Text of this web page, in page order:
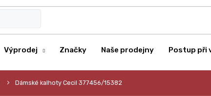
Výprodej Značky Naše prodejny Postup při
Dámské kalhoty Cecil 377456/15382